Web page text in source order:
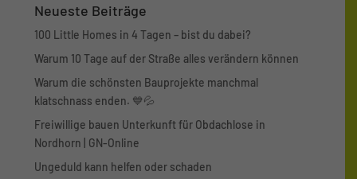
Neueste Beiträge
100 Little Homes in 4 Tagen – bist du dabei?
Warum 10 Tage auf der Straße alles verändern können
Warum die schönsten Bauprojekte manchmal
klatschnass enden. 💙💦
Freiwillige bauen Unterkunft für Obdachlose in
Nordhorn | GN-Online
Ungeduld kann helfen oder schaden